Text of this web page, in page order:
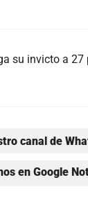
su invicto a
canal de
en Google